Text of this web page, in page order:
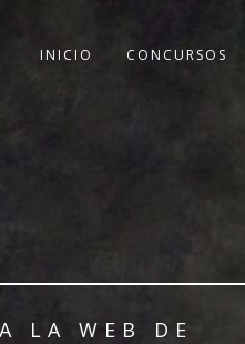
INICIO CONCURSOS
LA WEB DE